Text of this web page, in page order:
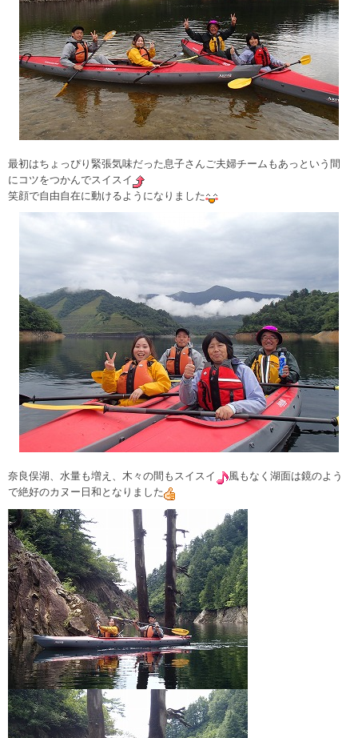
最初はちょっぴり緊張気味だった息子さんご夫婦チームもあっという間
にコツをつかんでスイスイ
笑顔で自由自在に動けるようになりました
奈良俣湖、水量も増え、木々の間もスイスイ
風もなく湖面は鏡のよう
で絶好のカヌー日和となりました